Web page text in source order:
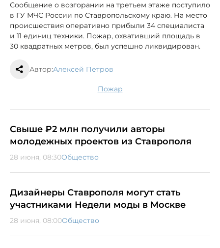
Сообщение о возгорании на третьем этаже поступило
в ГУ МЧС России по Ставропольскому краю. На место
происшествия оперативно прибыли 34 специалиста
и 11 единиц техники. Пожар, охвативший площадь в
30 квадратных метров, был успешно ликвидирован.
Автор:Алексей Петров
пожар
Свыше ₽2 млн получили авторы
молодежных проектов из Ставрополя
28 июня, 08:30Общество
Дизайнеры Ставрополя могут стать
участниками Недели моды в Москве
28 июня, 08:00Общество